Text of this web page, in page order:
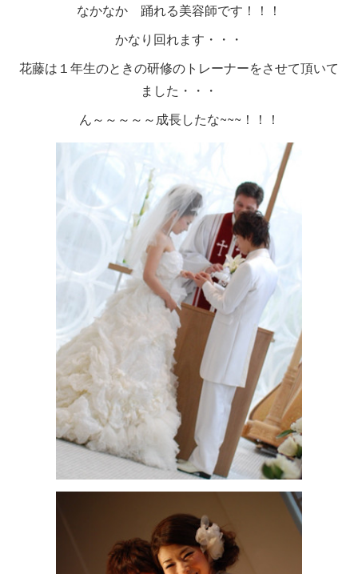
なかなか 踊れる美容師です！！！
かなり回れます・・・
花藤は１年生のときの研修のトレーナーをさせて頂いて
ました・・・
ん～～～～～成長したな~~~！！！